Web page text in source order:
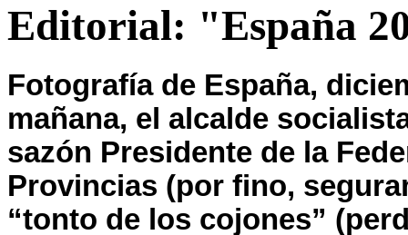
Editorial: "España
Fotografía de España,
mañana, el alcalde
sazón Presidente de la
Provincias (por fino,
“tonto de los cojones”